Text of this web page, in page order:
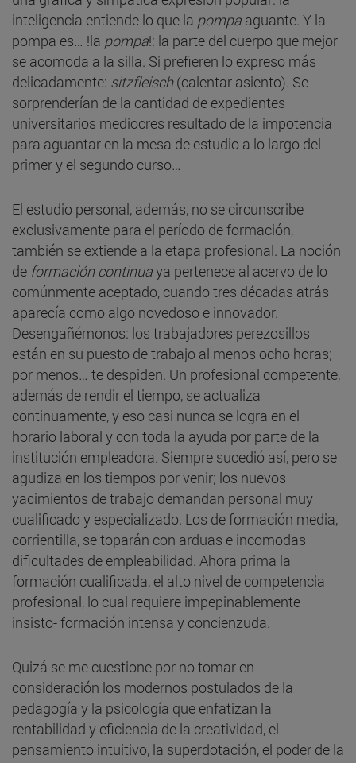
inteligencia entiende lo que la pompa aguante. Y la
pompa es… !la pompa!: la parte del cuerpo que mejor
se acomoda a la silla. Si prefieren lo expreso más
delicadamente: sitzfleisch(calentar asiento). Se
sorprenderían de la cantidad de expedientes
universitarios mediocres resultado de la impotencia
para aguantar en la mesa de estudio a lo largo del
primer y el segundo curso…
El estudio personal, además, no se circunscribe
exclusivamente para el período de formación,
también se extiende a la etapa profesional. La noción
de formación continuaya pertenece al acervo de lo
comúnmente aceptado, cuando tres décadas atrás
aparecía como algo novedoso e innovador.
Desengañémonos: los trabajadores perezosillos
están en su puesto de trabajo al menos ocho horas;
por menos… te despiden. Un profesional competente,
además de rendir el tiempo, se actualiza
continuamente, y eso casi nunca se logra en el
horario laboral y con toda la ayuda por parte de la
institución empleadora. Siempre sucedió así, pero se
agudiza en los tiempos por venir; los nuevos
yacimientos de trabajo demandan personal muy
cualificado y especializado. Los de formación media,
corrientilla, se toparán con arduas e incomodas
dificultades de empleabilidad. Ahora prima la
formación cualificada, el alto nivel de competencia
profesional, lo cual requiere impepinablemente –
insisto- formación intensa y concienzuda.
Quizá se me cuestione por no tomar en
consideración los modernos postulados de la
pedagogía y la psicología que enfatizan la
rentabilidad y eficiencia de la creatividad, el
pensamiento intuitivo, la superdotación, el poder de la